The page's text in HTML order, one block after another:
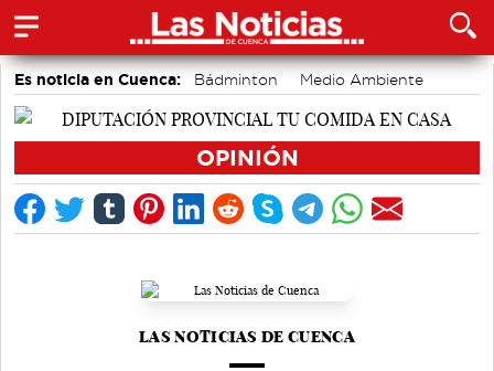
Es noticia en Cuenca: Bádminton
Medio Ambiente
Área de Deportes
OPINIÓN
LAS NOTICIAS DE CUENCA